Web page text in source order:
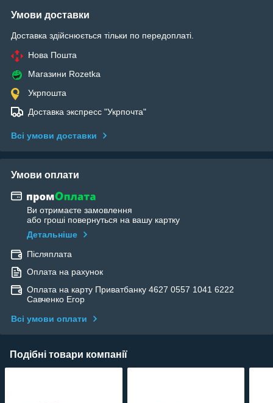
Умови доставки
Доставка здійснюється тільки по передоплаті.
Нова Пошта
Магазини Rozetka
Укрпошта
Доставка экспресс "Укрпочта"
Всі умови доставки
Умови оплати
Ви отримаєте замовлення
або гроші повернуться на вашу картку
Детальніше
Післяплата
Оплата на рахунок
Оплата на карту Приватбанку 4627 0557 1041 6222
Савченко Егор
Всі умови оплати
Подібні товари компанії